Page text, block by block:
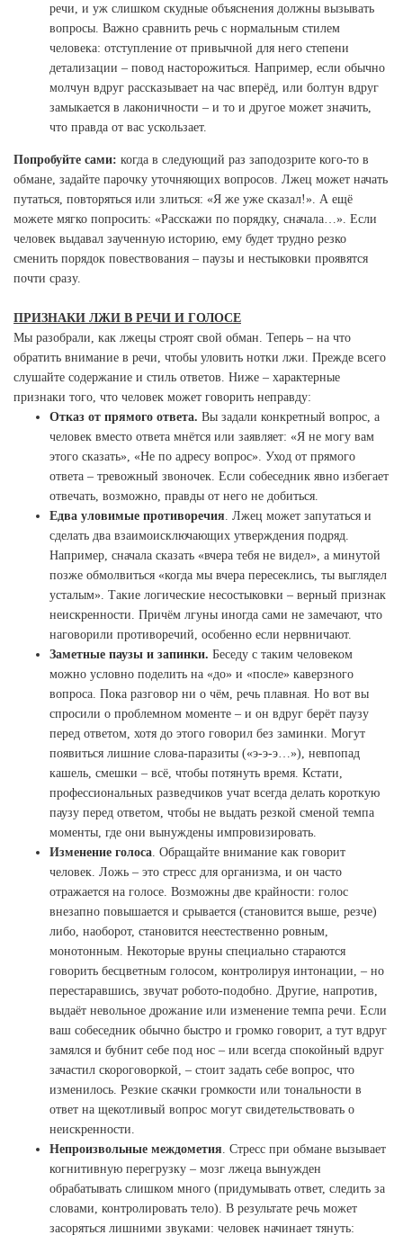
речи, и уж слишком скудные объяснения должны вызывать
вопросы. Важно сравнить речь с нормальным стилем
человека: отступление от привычной для него степени
детализации – повод насторожиться. Например, если обычно
молчун вдруг рассказывает на час вперёд, или болтун вдруг
замыкается в лаконичности – и то и другое может значить,
что правда от вас ускользает.
Попробуйте сами: когда в следующий раз заподозрите кого-то в
обмане, задайте парочку уточняющих вопросов. Лжец может начать
путаться, повторяться или злиться: «Я же уже сказал!». А ещё
можете мягко попросить: «Расскажи по порядку, сначала…». Если
человек выдавал заученную историю, ему будет трудно резко
сменить порядок повествования – паузы и нестыковки проявятся
почти сразу.
ПРИЗНАКИ ЛЖИ В РЕЧИ И ГОЛОСЕ
Мы разобрали, как лжецы строят свой обман. Теперь – на что
обратить внимание в речи, чтобы уловить нотки лжи. Прежде всего
слушайте содержание и стиль ответов. Ниже – характерные
признаки того, что человек может говорить неправду:
Отказ от прямого ответа. Вы задали конкретный вопрос, а
человек вместо ответа мнётся или заявляет: «Я не могу вам
этого сказать», «Не по адресу вопрос». Уход от прямого
ответа – тревожный звоночек. Если собеседник явно избегает
отвечать, возможно, правды от него не добиться.
Едва уловимые противоречия . Лжец может запутаться и
сделать два взаимоисключающих утверждения подряд.
Например, сначала сказать «вчера тебя не видел», а минутой
позже обмолвиться «когда мы вчера пересеклись, ты выглядел
усталым». Такие логические несостыковки – верный признак
неискренности. Причём лгуны иногда сами не замечают, что
наговорили противоречий, особенно если нервничают.
Заметные паузы и запинки. Беседу с таким человеком
можно условно поделить на «до» и «после» каверзного
вопроса. Пока разговор ни о чём, речь плавная. Но вот вы
спросили о проблемном моменте – и он вдруг берёт паузу
перед ответом, хотя до этого говорил без заминки. Могут
появиться лишние слова-паразиты («э-э-э…»), невпопад
кашель, смешки – всё, чтобы потянуть время. Кстати,
профессиональных разведчиков учат всегда делать короткую
паузу перед ответом, чтобы не выдать резкой сменой темпа
моменты, где они вынуждены импровизировать.
Изменение голоса . Обращайте внимание как говорит
человек. Ложь – это стресс для организма, и он часто
отражается на голосе. Возможны две крайности: голос
внезапно повышается и срывается (становится выше, резче)
либо, наоборот, становится неестественно ровным,
монотонным. Некоторые вруны специально стараются
говорить бесцветным голосом, контролируя интонации, – но
перестаравшись, звучат робото-подобно. Другие, напротив,
выдаёт невольное дрожание или изменение темпа речи. Если
ваш собеседник обычно быстро и громко говорит, а тут вдруг
замялся и бубнит себе под нос – или всегда спокойный вдруг
зачастил скороговоркой, – стоит задать себе вопрос, что
изменилось. Резкие скачки громкости или тональности в
ответ на щекотливый вопрос могут свидетельствовать о
неискренности.
Непроизвольные междометия . Стресс при обмане вызывает
когнитивную перегрузку – мозг лжеца вынужден
обрабатывать слишком много (придумывать ответ, следить за
словами, контролировать тело). В результате речь может
засоряться лишними звуками: человек начинает тянуть: